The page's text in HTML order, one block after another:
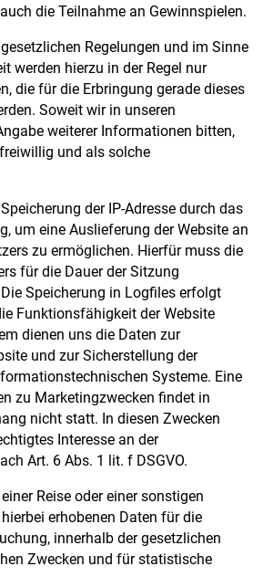
die Teilnahme an Gewinnspielen.
Regelungen und im Sinne
werden hierzu in der Regel nur
die für die Erbringung gerade dieses
Soweit wir in unseren
weiterer Informationen bitten,
und als solche
der IP-Adresse durch das
um eine Auslieferung der Website an
zu ermöglichen. Hierfür muss die
für die Dauer der Sitzung
Speicherung in Logfiles erfolgt
Funktionsfähigkeit der Website
dienen uns die Daten zur
und zur Sicherstellung der
Systeme. Eine
zu Marketingzwecken findet in
nicht statt. In diesen Zwecken
Interesse an der
Art. 6 Abs. 1 lit. f DSGVO.
Reise oder einer sonstigen
erhobenen Daten für die
innerhalb der gesetzlichen
Zwecken und für statistische